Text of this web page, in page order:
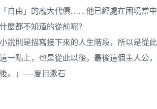
自由」的龐大代價……他已經處在困境當
麼都不知道的從前呢？
說則是描寫接下來的人生階段，所以是從
一點上，也是從此以後。最後這個主人公
。」──夏目漱石